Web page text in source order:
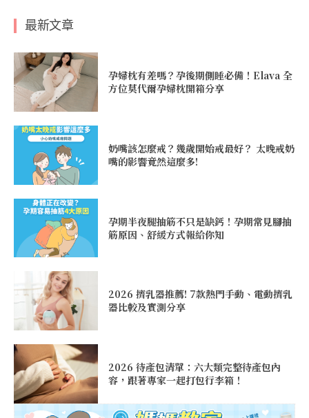
最新文章
孕婦枕有差嗎？孕後期側睡必備！Elava 全
方位莫代爾孕婦枕開箱分享
奶嘴該怎麼戒？幾歲開始戒最好？ 太晚戒奶
嘴的影響竟然這麼多!
孕期半夜腿抽筋不只是缺鈣！孕期常見腳抽
筋原因、舒緩方式報給你知
2026 擠乳器推薦! 7款熱門手動、電動擠乳
器比較及實測分享
2026 待產包清單：六大類完整待產包內
容，跟著專家一起打包行李箱！